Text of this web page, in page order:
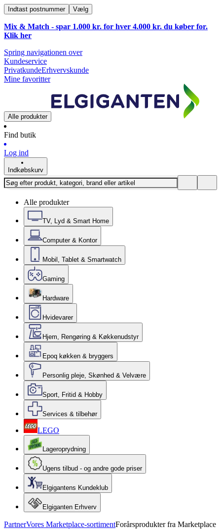
Indtast postnummer Vælg
Mix & Match - spar 1.000 kr. for hver 4.000 kr. du køber for.
Klik her
Spring navigationen over
Kundeservice
PrivatkundeErhvervskunde
Mine favoritter
Alle produkter
Find butik
Log ind
Indkøbskurv
Alle produkter
TV, Lyd & Smart Home
Computer & Kontor
Mobil, Tablet & Smartwatch
Gaming
Hardware
Hvidevarer
Hjem, Rengøring & Køkkenudstyr
Epoq køkken & bryggers
Personlig pleje, Skønhed & Velvære
Sport, Fritid & Hobby
Services & tilbehør
LEGO
Lageroprydning
Ugens tilbud - og andre gode priser
Elgigantens Kundeklub
Elgiganten Erhverv
PartnerVores Marketplace-sortimentForårsprodukter fra Marketplace